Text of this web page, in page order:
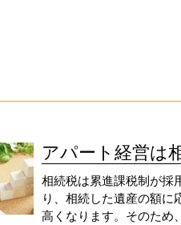
アパート経営は
相続税は累進課税制が採
り、相続した遺産の額に
高くなります。そのため